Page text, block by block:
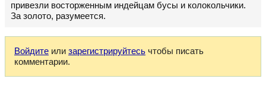
привезли восторженным индейцам бусы и колокольчики.
За золото, разумеется.
Войдите или зарегистрируйтесь чтобы писать
комментарии.